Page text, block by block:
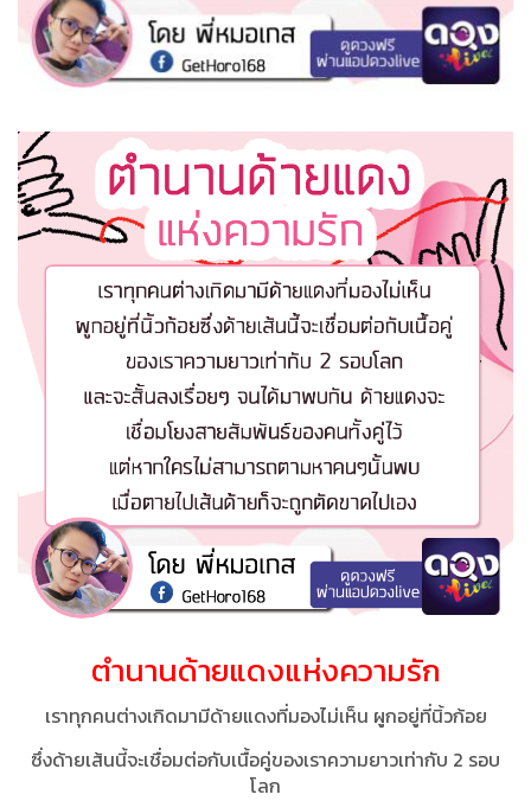
ตำนานด้ายแดงแห่งความรัก
เราทุกคนต่างเกิดมามีด้ายแดงที่มองไม่เห็น ผูกอยู่ที่นิ้วก้อย
ซึ่ง​ด้ายเส้นนี้จะเชื่อมต่อกับเนื้อคู่ของเราความยาวเท่ากับ 2 รอบ
โลก